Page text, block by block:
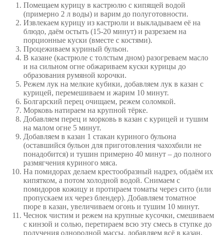
Помещаем курицу в кастрюлю с кипящей водой
(примерно 2 л воды) и варим до полуготовности.
Извлекаем курицу из кастрюли и выкладываем её на
блюдо, даём остыть (15-20 минут) и разрезаем на
порционные куски (вместе с костями).
Процеживаем куриный бульон.
В казане (кастрюле с толстым дном) разогреваем масло
и на сильном огне обжариваем куски курицы до
образования румяной корочки.
Режем лук на мелкие кубики, добавляем лук в казан с
курицей, перемешиваем и жарим 10 минут.
Болгарский перец очищаем, режем соломкой.
Морковь натираем на крупной тёрке.
Добавляем перец и морковь в казан с курицей и тушим
на малом огне 5 минут.
Добавляем в казан 1 стакан куриного бульона
(оставшийся бульон для приготовления чахохбили не
понадобится) и тушин примерно 40 минут – до полного
размягчения куриного мяса.
На помидорах делаем крестообразный надрез, обдаём их
кипятком, а потом холодной водой. Снимаем с
помидоров кожицу и протираем томаты через сито (или
пропускаем их через блендер). Добавляем томатное
пюре в казан, увеличиваем огонь и тушим 10 минут.
Чеснок чистим и режем на крупные кусочки, смешиваем
с кинзой и солью, перетираем всю эту смесь в ступке до
получения однородной массы, добавляем всё в казан.